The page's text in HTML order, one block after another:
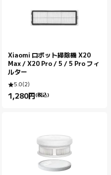
Xiaomi ロボット掃除機 X20
Max / X20 Pro / 5 / 5 Pro フィ
ルター
5.0(2)
1,280円 (税込)
Current Price 円1280.00